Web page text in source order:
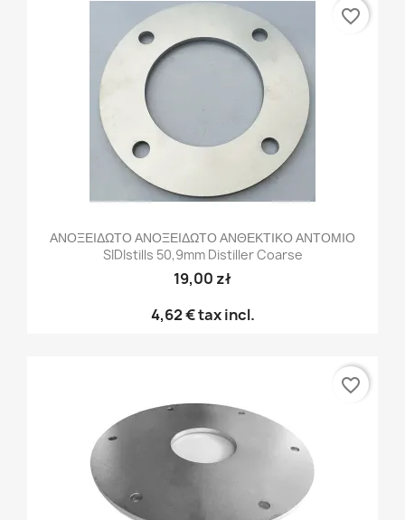
ΑΝΟΞΕΙΔΩΤΟ ΑΝΟΞΕΙΔΩΤΟ ΑΝΘΕΚΤΙΚΟ ΑΝΤΟΜΙΟ
SIDIstills 50,9mm Distiller Coarse
19,00 zł
4,62 €tax incl.
favorite_border
favorite_border